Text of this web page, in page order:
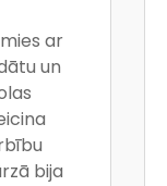
ar
un
bija